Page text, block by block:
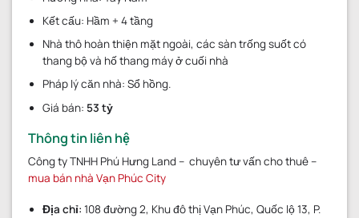
Kết cấu: Hầm + 4 tầng
Nhà thô hoàn thiện mặt ngoài, các sàn trống suốt có
thang bộ và hố thang máy ở cuối nhà
Pháp lý căn nhà: Sổ hồng.
Giá bán: 53 tỷ
Thông tin liên hệ
Công ty TNHH Phú Hưng Land – chuyên tư vấn cho thuê –
mua bán nhà Vạn Phúc City
Địa chỉ: 108 đường 2, Khu đô thị Vạn Phúc, Quốc lộ 13, P.